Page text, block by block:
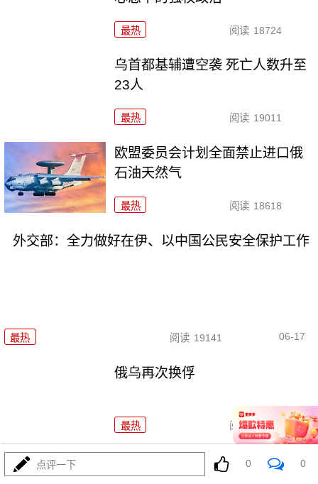
最热 阅读 18724
乌首都基辅遭空袭 死亡人数升至
23人
最热 阅读 19011
欧盟委员会计划全面禁止进口俄
石油天然气
最热 阅读 18618
外交部：全力做好在伊、以中国公民安全保护工作
最热 阅读 19141 06-17
俄乌再次换俘
最热 阅读 17050
中国代表：谈判与合作才是解决伊核问题的正确途
径
点评一下 0 0